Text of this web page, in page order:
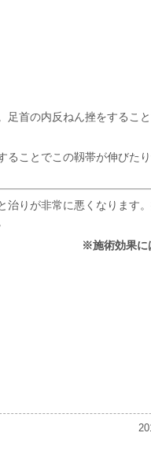
首の内反ねん挫をするこ
ことでこの靱帯が伸びた
りが非常に悪くなります
※施術効果に